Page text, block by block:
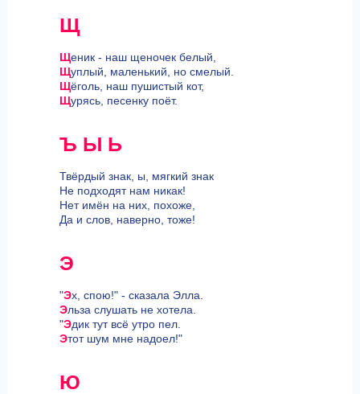
Щ
Щеник - наш щеночек белый,
Щуплый, маленький, но смелый.
Щёголь, наш пушистый кот,
Щурясь, песенку поёт.
Ъ Ы Ь
Твёрдый знак, ы, мягкий знак
Не подходят нам никак!
Нет имён на них, похоже,
Да и слов, наверно, тоже!
Э
"Эх, спою!" - сказала Элла.
Эльза слушать не хотела.
"Эдик тут всё утро пел.
Этот шум мне надоел!"
Ю